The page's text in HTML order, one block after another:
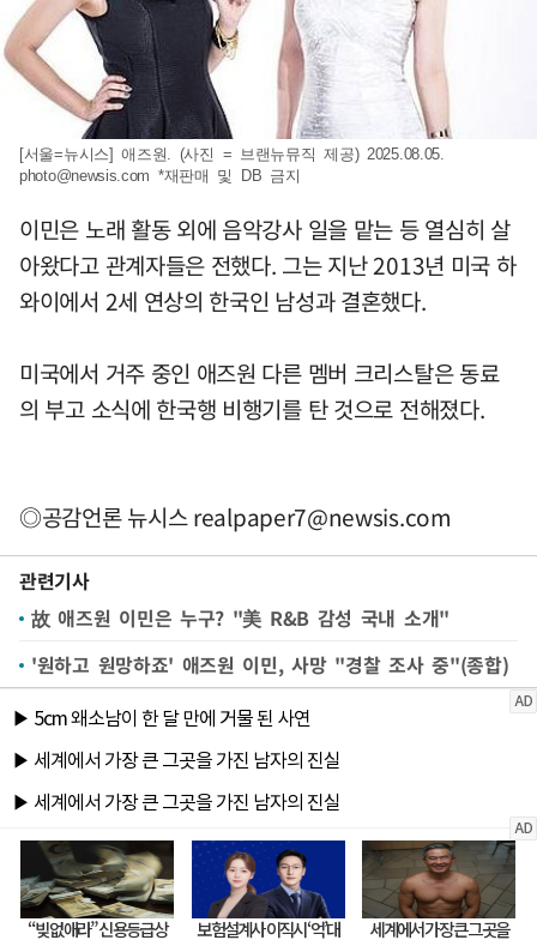
[서울=뉴시스] 애즈원. (사진 = 브랜뉴뮤직 제공) 2025.08.05.
photo@newsis.com *재판매 및 DB 금지
이민은 노래 활동 외에 음악강사 일을 맡는 등 열심히 살
아왔다고 관계자들은 전했다. 그는 지난 2013년 미국 하
와이에서 2세 연상의 한국인 남성과 결혼했다.
미국에서 거주 중인 애즈원 다른 멤버 크리스탈은 동료
의 부고 소식에 한국행 비행기를 탄 것으로 전해졌다.
◎공감언론 뉴시스realpaper7@newsis.com
관련기사
故 애즈원 이민은 누구? "美 R&B 감성 국내 소개"
'원하고 원망하죠' 애즈원 이민, 사망 "경찰 조사 중"(종합)